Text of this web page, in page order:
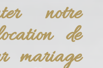
notre
de
mariage